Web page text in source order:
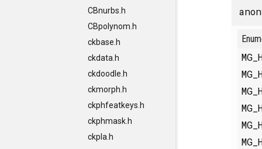
CBnurbs.h
CBpolynom.h
ckbase.h
ckdata.h
ckdoodle.h
ckmorph.h
ckphfeatkeys.h
ckphmask.h
ckpla.h